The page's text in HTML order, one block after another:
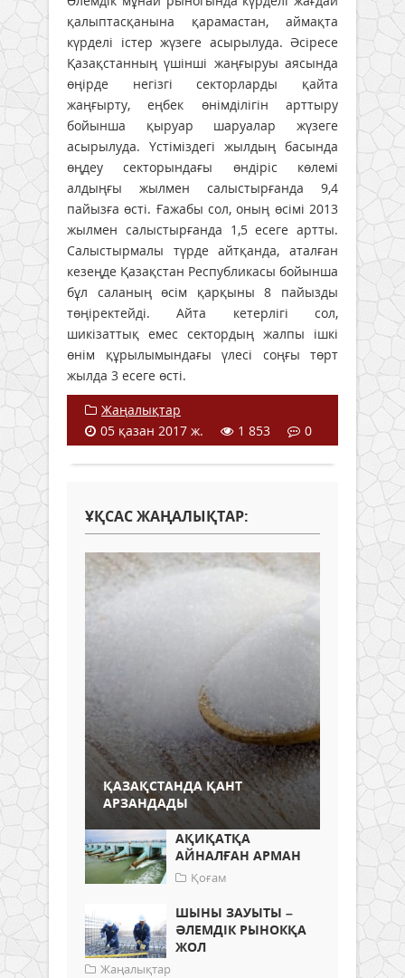
қалыптасқанына қарамастан, аймақта
күрделі істер жүзеге асырылуда. Әсіресе
Қазақстанның үшінші жаңғыруы аясында
өңірде негізгі секторларды қайта
жаңғырту, еңбек өнімділігін арттыру
бойынша қыруар шаруалар жүзеге
асырылуда. Үстіміздегі жылдың басында
өңдеу секторындағы өндіріс көлемі
алдыңғы жылмен салыстырғанда 9,4
пайызға өсті. Ғажабы сол, оның өсімі 2013
жылмен салыстырғанда 1,5 есеге артты.
Салыстырмалы түрде айтқанда, аталған
кезеңде Қазақстан Республикасы бойынша
бұл саланың өсім қарқыны 8 пайызды
төңіректейді. Айта кетерлігі сол,
шикізаттық емес сектордың жалпы ішкі
өнім құрылымындағы үлесі соңғы төрт
жылда 3 есеге өсті.
Жаңалықтар
05 қазан 2017 ж.
1 853 0
ҰҚСАС ЖАҢАЛЫҚТАР:
ҚАЗАҚСТАНДА ҚАНТ
АРЗАНДАДЫ
АҚИҚАТҚА
АЙНАЛҒАН АРМАН
Қоғам
ШЫНЫ ЗАУЫТЫ –
ӘЛЕМДІК РЫНОКҚА
ЖОЛ
Жаңалықтар